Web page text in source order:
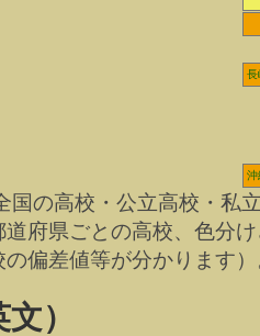
長
沖
の高校・公立高校・私
府県ごとの高校、色分
偏差値等が分かります
）